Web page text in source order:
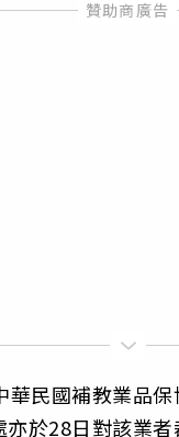
民國補教業品
於28日對該業者